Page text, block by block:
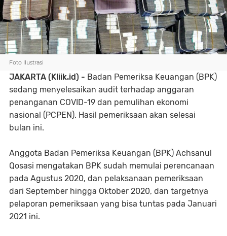
Foto Ilustrasi
JAKARTA (Kliik.id) - Badan Pemeriksa Keuangan (BPK)
sedang menyelesaikan audit terhadap anggaran
penanganan COVID-19 dan pemulihan ekonomi
nasional (PCPEN). Hasil pemeriksaan akan selesai
bulan ini.
Anggota Badan Pemeriksa Keuangan (BPK) Achsanul
Qosasi mengatakan BPK sudah memulai perencanaan
pada Agustus 2020, dan pelaksanaan pemeriksaan
dari September hingga Oktober 2020, dan targetnya
pelaporan pemeriksaan yang bisa tuntas pada Januari
2021 ini.